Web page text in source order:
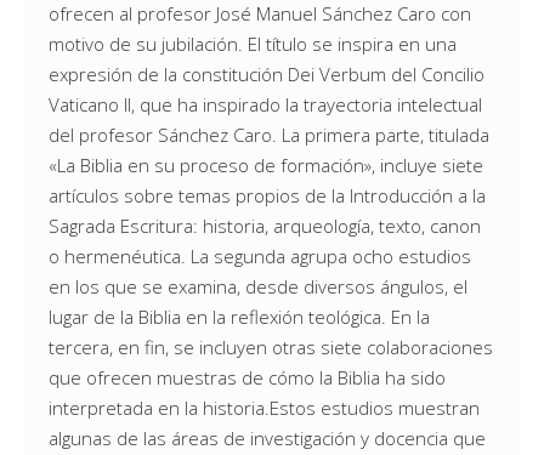
ofrecen al profesor José Manuel Sánchez Caro con
motivo de su jubilación. El título se inspira en una
expresión de la constitución Dei Verbum del Concilio
Vaticano II, que ha inspirado la trayectoria intelectual
del profesor Sánchez Caro. La primera parte, titulada
«La Biblia en su proceso de formación», incluye siete
artículos sobre temas propios de la Introducción a la
Sagrada Escritura: historia, arqueología, texto, canon
o hermenéutica. La segunda agrupa ocho estudios
en los que se examina, desde diversos ángulos, el
lugar de la Biblia en la reflexión teológica. En la
tercera, en fin, se incluyen otras siete colaboraciones
que ofrecen muestras de cómo la Biblia ha sido
interpretada en la historia.Estos estudios muestran
algunas de las áreas de investigación y docencia que